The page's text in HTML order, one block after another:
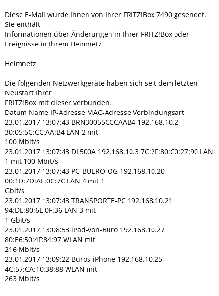
Diese E-Mail wurde Ihnen von Ihrer FRITZ!Box 7490 gesendet.
Sie enthält
Informationen über Änderungen in Ihrer FRITZ!Box oder
Ereignisse in Ihrem Heimnetz.
Heimnetz
Die folgenden Netzwerkgeräte haben sich seit dem letzten
Neustart Ihrer
FRITZ!Box mit dieser verbunden.
Datum Name IP-Adresse MAC-Adresse Verbindungsart
23.01.2017 13:07:43 BRN30055CCCAAB4 192.168.10.2
30:05:5C:CC:AA:B4 LAN 2 mit
100 Mbit/s
23.01.2017 13:07:43 DL500A 192.168.10.3 7C:2F:80:C0:27:90 LAN
1 mit 100 Mbit/s
23.01.2017 13:07:43 PC-BUERO-OG 192.168.10.20
00:1D:7D:AE:0C:7C LAN 4 mit 1
Gbit/s
23.01.2017 13:07:43 TRANSPORTE-PC 192.168.10.21
94:DE:80:6E:0F:36 LAN 3 mit
1 Gbit/s
23.01.2017 13:08:53 iPad-von-Buro 192.168.10.27
80:E6:50:4F:84:97 WLAN mit
216 Mbit/s
23.01.2017 13:09:22 Buros-iPhone 192.168.10.25
4C:57:CA:10:38:88 WLAN mit
263 Mbit/s